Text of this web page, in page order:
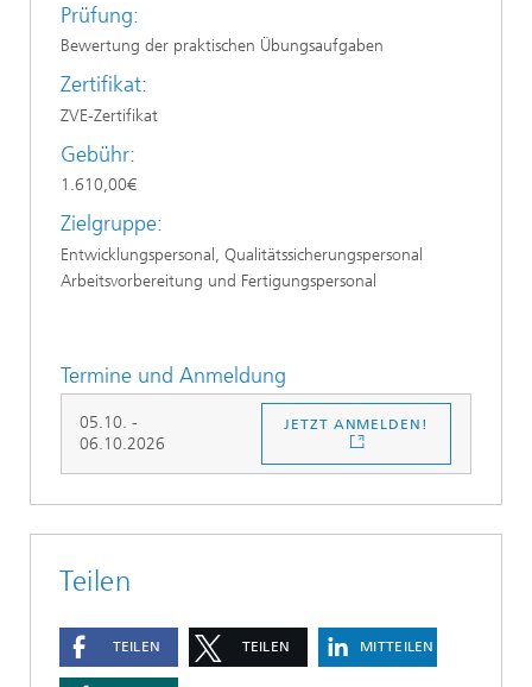
Prüfung:
Bewertung der praktischen Übungsaufgaben
Zertifikat:
ZVE-Zertifikat
Gebühr:
1.610,00€
Zielgruppe:
Entwicklungspersonal, Qualitätssicherungspersonal
Arbeitsvorbereitung und Fertigungspersonal
Termine und Anmeldung
05.10. -
06.10.2026
JETZT ANMELDEN!
Teilen
TEILEN TEILEN MITTEILEN